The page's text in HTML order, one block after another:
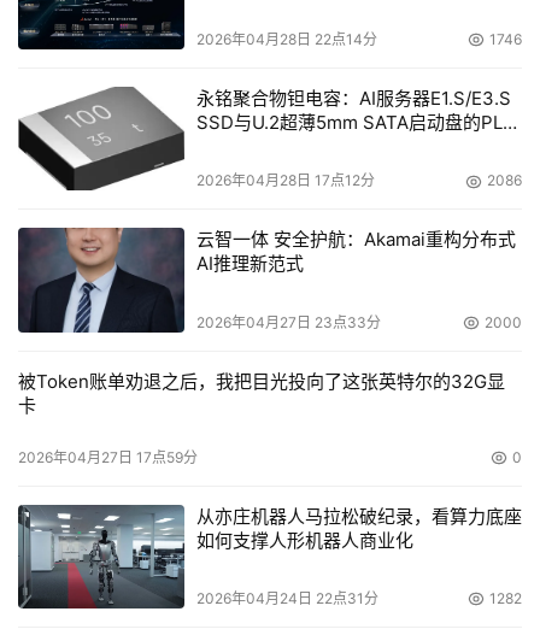
2026年04月28日 22点14分 1746
永铭聚合物钽电容：AI服务器E1.S/E3.S
SSD与U.2超薄5mm SATA启动盘的PLP
2026年04月28日 17点12分 2086
云智一体 安全护航：Akamai重构分布式
AI推理新范式
2026年04月27日 23点33分 2000
被Token账单劝退之后，我把目光投向了这张英特尔的32G显
卡
2026年04月27日 17点59分 0
从亦庄机器人马拉松破纪录，看算力底座
如何支撑人形机器人商业化
2026年04月24日 22点31分 1282